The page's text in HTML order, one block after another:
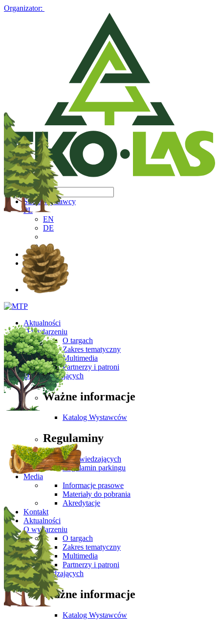
Organizator:
Strefa Wystawcy
PL
EN
DE
PL
EN
DE
Aktualności
O wydarzeniu
O targach
Zakres tematyczny
Multimedia
Partnerzy i patroni
Dla Zwiedzających
Ważne informacje
Katalog Wystawców
Regulaminy
Dla zwiedzających
Regulamin parkingu
Media
Informacje prasowe
Materiały do pobrania
Akredytacje
Kontakt
Aktualności
O wydarzeniu
O targach
Zakres tematyczny
Multimedia
Partnerzy i patroni
Dla Zwiedzających
Ważne informacje
Katalog Wystawców